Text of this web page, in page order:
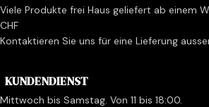
Viele Produkte frei Haus geliefert ab einem
CHF
Kontaktieren Sie uns für eine Lieferung
KUNDENDIENST
Mittwoch bis Samstag. Von 11 bis 18:00.